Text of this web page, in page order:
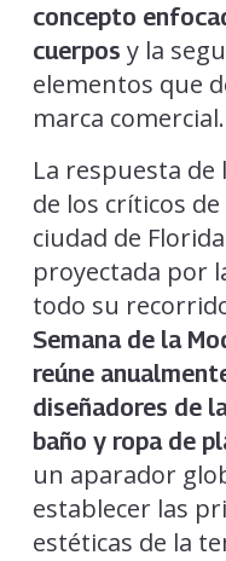
concepto
cuerpos y la
elementos que
marca comercial.
La respuesta de
de los críticos
ciudad de
proyectada por
todo su
Semana de la
reúne
diseñadores de
baño y ropa de
un aparador
establecer las
estéticas de la